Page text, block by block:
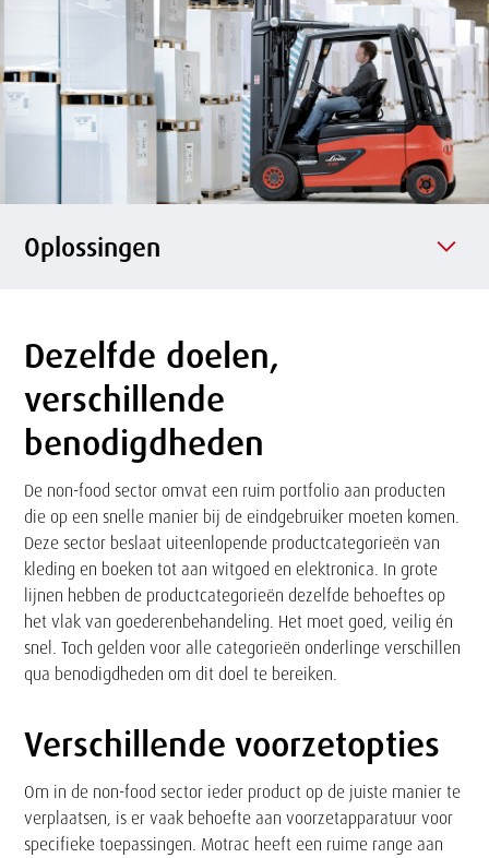
Oplossingen
p
e
n
o
f
s
l
Tekst
Dezelfde doelen,
verschillende
benodigdheden
De non-food sector omvat een ruim portfolio aan producten
die op een snelle manier bij de eindgebruiker moeten komen.
Deze sector beslaat uiteenlopende productcategorieën van
kleding en boeken tot aan witgoed en elektronica. In grote
lijnen hebben de productcategorieën dezelfde behoeftes op
het vlak van goederenbehandeling. Het moet goed, veilig én
snel. Toch gelden voor alle categorieën onderlinge verschillen
qua benodigdheden om dit doel te bereiken.
Verschillende voorzetopties
Om in de non-food sector ieder product op de juiste manier te
verplaatsen, is er vaak behoefte aan voorzetapparatuur voor
specifieke toepassingen. Motrac heeft een ruime range aan